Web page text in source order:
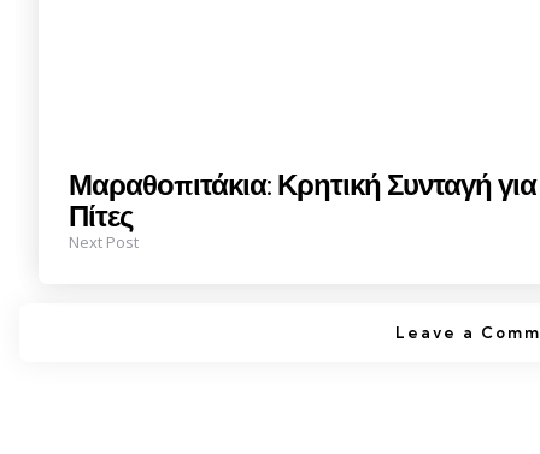
Μαραθοπιτάκια: Κρητική Συνταγή για
Πίτες
Next Post
Leave a